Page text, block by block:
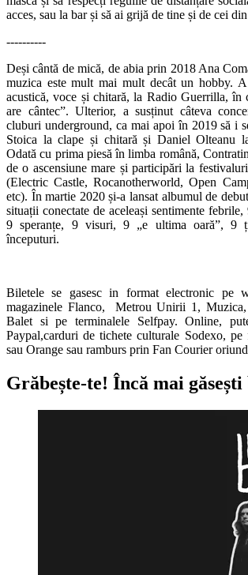
acces, sau la bar și să ai grijă de tine și de cei
----------
Deși cântă de mică, de abia prin 2018 Ana
muzica este mult mai mult decât un hobby.
acustică, voce și chitară, la Radio Guerrilla, în
are cântec”. Ulterior, a susținut câteva
cluburi underground, ca mai apoi în 2019 să i
Stoica la clape și chitară și Daniel Olteanu
Odată cu prima piesă în limba română,
de o ascensiune mare și participări la
(Electric Castle, Rocanotherworld, Open
etc). În martie 2020 și-a lansat albumul de
situații conectate de aceleași sentimente
9 speranțe, 9 visuri, 9 „e ultima oară”, 9
începuturi.
Biletele se gasesc in format electronic pe
magazinele Flanco, Metrou Unirii 1,
Balet si pe terminalele Selfpay. Online,
Paypal,carduri de tichete culturale Sodexo, pe
sau Orange sau ramburs prin Fan Courier
Grăbește-te! Încă mai